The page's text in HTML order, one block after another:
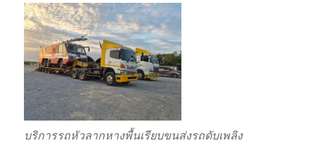
บริการรถหัวลากหางพื้นเรียบขนส่งรถดับเพลิง